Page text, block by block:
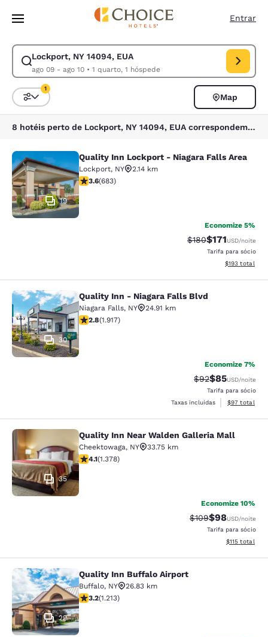
Pular Para Conteúdo Principal
Entrar
Lockport, NY 14094, EUA
ago 09 - ago 10• 1 quarto, 1 hóspede
Modificar pesquisa para Lockport, NY 14094, EUA. Data de check-in
Classificar e filtrar
1
Map
8 hotéis perto de Lockport, NY 14094, EUA correspondem aos seus filtros
Quality Inn Lockport - Niagara Falls
19
Quality Inn Lockport - Niagara Falls Area
Lockport, NY
2.14 km
classificação 3.59 estrelas. Bom. 683 avaliações
3.6(683)
Economize 5%
Tarifa anterior
$180Tarifa com
$171USD/noite
Tarifa para sócio
Exibir
$193 total
Quality Inn - Niagara Falls Blvd
30
Quality Inn - Niagara Falls Blvd
Niagara Falls, NY
24.91 km
classificação 2.8 estrelas. Razoável. 1917 avaliações
2.8(1.917)
Economize 7%
Tarifa anterior
$92Tarifa com
$85USD/noite
Tarifa para sócio
Taxas incluídas
Exibir
$97 total
Quality Inn Near Walden Galleria
35
Quality Inn Near Walden Galleria Mall
Cheektowaga, NY
33.75 km
classificação 4.12 estrelas. Muito bom. 1378
4.1(1.378)
Economize 10%
Tarifa anterior
$109Tarifa com
$98USD/noite
Tarifa para sócio
Exibir
$115 total
Quality Inn Buffalo Airport
29
Quality Inn Buffalo Airport
Buffalo, NY
26.83 km
classificação 3.2 estrelas. Bom. 1213 avaliações
3.2(1.213)